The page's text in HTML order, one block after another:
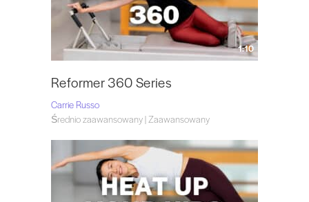
1:10
Reformer 360 Series
Carrie Russo
Średnio zaawansowany | Zaawansowany